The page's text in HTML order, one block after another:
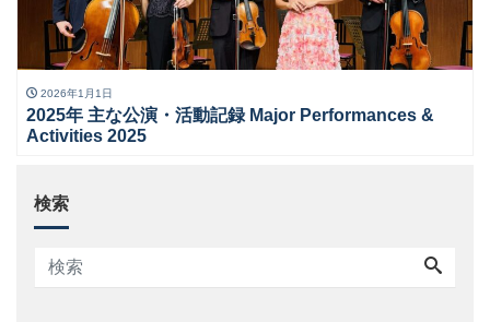
2026年1月1日
2025年 主な公演・活動記録 Major Performances &
Activities 2025
検索